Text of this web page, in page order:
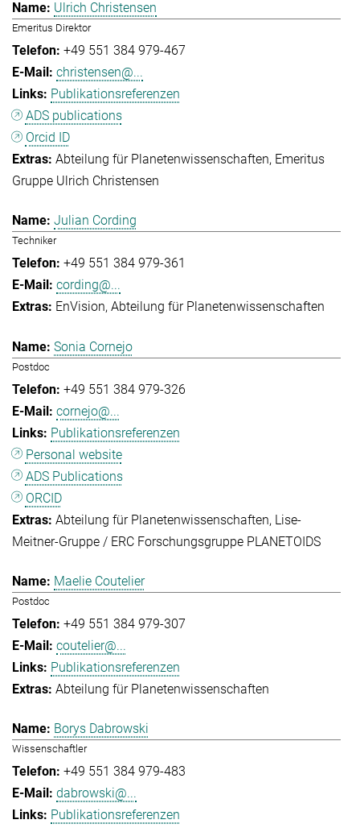
Ulrich Christensen
Emeritus Direktor
+49 551 384 979-467
christensen@...
Publikationsreferenzen
ADS publications
Orcid ID
Abteilung für Planetenwissenschaften Emeritus
Gruppe Ulrich Christensen
Julian Cording
Techniker
+49 551 384 979-361
cording@...
EnVision Abteilung für Planetenwissenschaften
Sonia Cornejo
Postdoc
+49 551 384 979-326
cornejo@...
Publikationsreferenzen
Personal website
ADS Publications
ORCID
Abteilung für Planetenwissenschaften Lise-
Meitner-Gruppe / ERC Forschungsgruppe PLANETOIDS
Maelie Coutelier
Postdoc
+49 551 384 979-307
coutelier@...
Publikationsreferenzen
Abteilung für Planetenwissenschaften
Borys Dabrowski
Wissenschaftler
+49 551 384 979-483
dabrowski@...
Publikationsreferenzen